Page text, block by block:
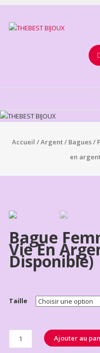
Aller
contenu
Accueil /Argent/ Bagues/
en
Bague
Vie En
Disponible)
Taille
Quantité Ajouter au